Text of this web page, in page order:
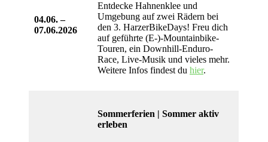
04.06. –
07.06.2026
Entdecke Hahnenklee und
Umgebung auf zwei Rädern bei
den 3. HarzerBikeDays! Freu dich
auf geführte (E-)-Mountainbike-
Touren, ein Downhill-Enduro-
Race, Live-Musik und vieles mehr.
Weitere Infos findest du hier.
Sommerferien | Sommer aktiv
erleben